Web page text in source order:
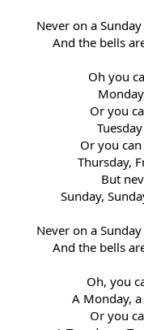
Never on a
And the bells
Oh you
Or you
Or you
Thursday,
But
Sunday,
Never on a
And the bells
Oh, you
A Monday,
Or you